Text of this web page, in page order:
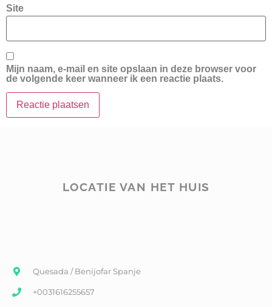
Site
Mijn naam, e-mail en site opslaan in deze browser voor
de volgende keer wanneer ik een reactie plaats.
LOCATIE VAN HET HUIS
Quesada / Benijofar Spanje
+0031616255657